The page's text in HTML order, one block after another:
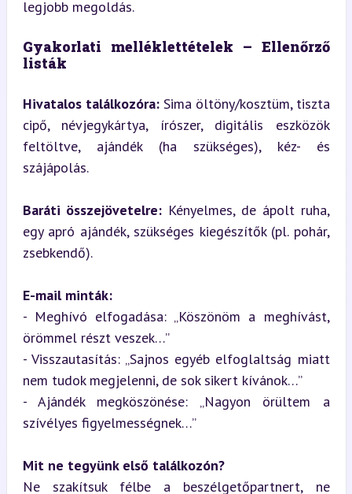
legjobb megoldás.
Gyakorlati melléklettételek – Ellenőrző
listák
Hivatalos találkozóra: Sima öltöny/kosztüm, tiszta
cipő, névjegykártya, írószer, digitális eszközök
feltöltve, ajándék (ha szükséges), kéz- és
szájápolás.
Baráti összejövetelre: Kényelmes, de ápolt ruha,
egy apró ajándék, szükséges kiegészítők (pl. pohár,
zsebkendő).
E-mail minták:
- Meghívó elfogadása: „Köszönöm a meghívást,
örömmel részt veszek…”
- Visszautasítás: „Sajnos egyéb elfoglaltság miatt
nem tudok megjelenni, de sok sikert kívánok…”
- Ajándék megköszönése: „Nagyon örültem a
szívélyes figyelmességnek…”
Mit ne tegyünk első találkozón?
Ne szakítsuk félbe a beszélgetőpartnert, ne